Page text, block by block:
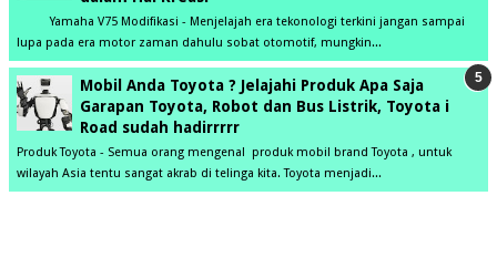
Yamaha V75 Modifikasi - Menjelajah era tekonologi terkini jangan sampai
lupa pada era motor zaman dahulu sobat otomotif, mungkin...
Mobil Anda Toyota ? Jelajahi Produk Apa Saja
Garapan Toyota, Robot dan Bus Listrik, Toyota i
Road sudah hadirrrrr
Produk Toyota - Semua orang mengenal produk mobil brand Toyota , untuk
wilayah Asia tentu sangat akrab di telinga kita. Toyota menjadi...